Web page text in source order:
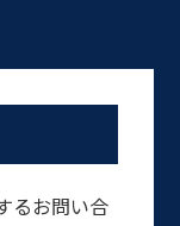
るお問い合